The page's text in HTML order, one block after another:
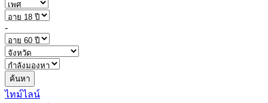
-
ค้นหา
ไทม์ไลน์